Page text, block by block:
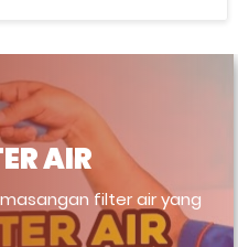
AIR
filter air yang